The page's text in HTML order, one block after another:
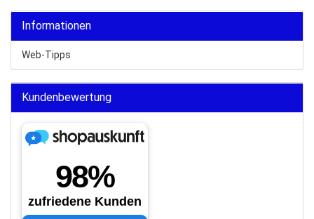
Informationen
Web-Tipps
Kundenbewertung